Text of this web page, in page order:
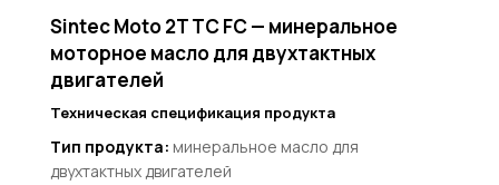
Sintec Moto 2T TC FC — минеральное
моторное масло для двухтактных
двигателей
Техническая спецификация продукта
Тип продукта: минеральное масло для
двухтактных двигателей